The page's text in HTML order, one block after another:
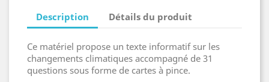
Description Détails du produit
Ce matériel propose un texte informatif sur les
changements climatiques accompagné de 31
questions sous forme de cartes à pince.